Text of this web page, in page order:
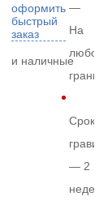
оформить
быстрый
заказ
и наличные
—
На
любом
граните
Срок
— 2
недели